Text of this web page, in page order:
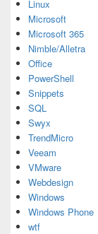
Linux
Microsoft
Microsoft 365
Nimble/Alletra
Office
PowerShell
Snippets
SQL
Swyx
TrendMicro
Veeam
VMware
Webdesign
Windows
Windows Phone
wtf